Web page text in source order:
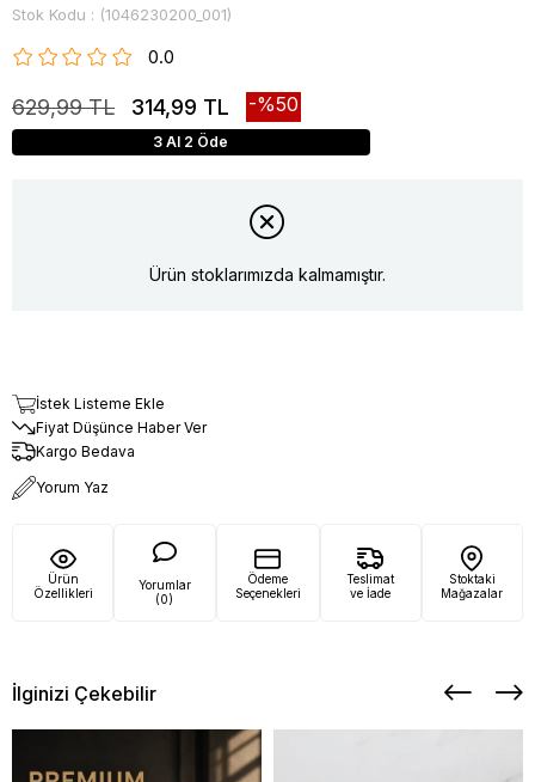
Stok Kodu (1046230200_001)
0.0
629,99 TL 314,99 TL 50
3 Al 2 Öde
Ürün stoklarımızda kalmamıştır.
İstek Listeme Ekle
Fiyat Düşünce Haber Ver
Kargo Bedava
Yorum Yaz
Ürün
Özellikleri
Yorumlar
(0)
Ödeme
Seçenekleri
Teslimat
ve İade
Stoktaki
Mağazalar
İlginizi Çekebilir